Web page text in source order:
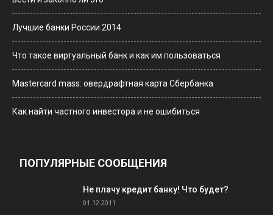
Лучшие банки России 2014
Что такое виртуальный банк и как им пользоваться
Мastercard mass: овердрафтная карта Сбербанка
Как найти частного инвестора и не ошибиться
ПОПУЛЯРНЫЕ СООБЩЕНИЯ
Не плачу кредит банку! Что будет?
01.12.2011